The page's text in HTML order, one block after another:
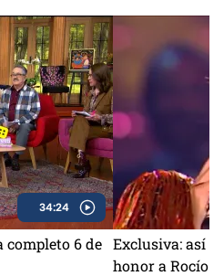
34:24
completo 6 de Exclusiva: así
honor a Rocío